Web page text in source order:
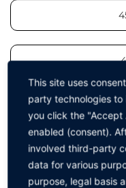
ZURÜCK ZUR
This site uses
party technologies
you click the "Accept
enabled (consent).
involved third-party
data for various
purpose, legal basis